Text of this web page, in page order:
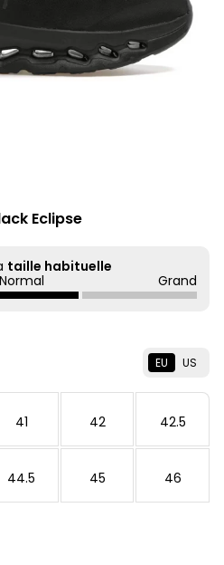
Eclipse
taille habituelle
Normal Grand
EU US
41 42 42.5
44.5 45 46